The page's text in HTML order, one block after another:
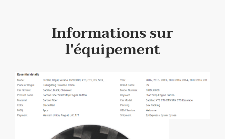
Informations sur
l'équipement